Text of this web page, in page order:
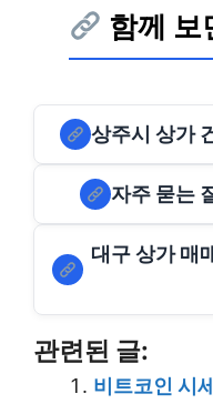
함께 보
상주시 상가
자주 묻는
대구 상가 매
관련된 글:
비트코인 시